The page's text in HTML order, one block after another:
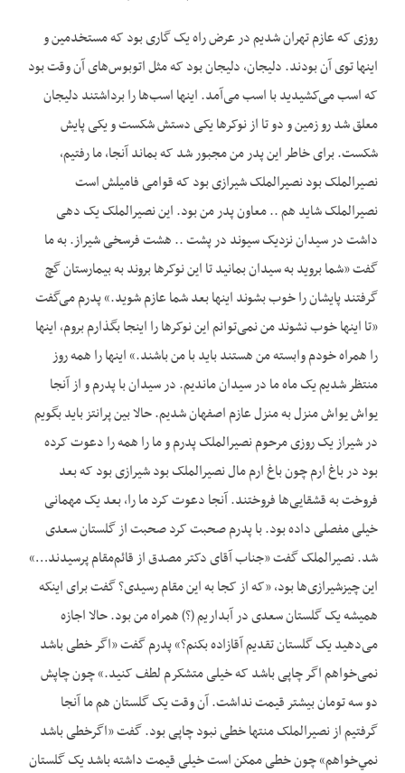
روزی که عازم تهران شدیم در عرض راه یک گاری بود که مستخدمين و
اینها توی آن بودند. دلیجان، دلیجان بود که مثل اتوبوس‌های آن وقت بود
که اسب می‌‌‌‌کشیدید با اسب می‌‌‌‌آمد. اینها اسب‌ها را برداشتند دليجان
معلق شد رو زمین و دو تا از نوکرها یکی دستش شکست و یکی پایش
شکست. برای خاطر این پدر من مجبور شد که بماند آنجا، ما رفتیم،
نصیرالملک بود نصیرالملک شیرازی بود که قوامی فامیلش است
نصیرالملک شاید هم .. معاون پدر من بود. این نصیرالملک یک دهی
داشت در سيدان نزدیک سیوند در پشت .. هشت فرسخی شیراز. به ما
گفت «شما بروید به سيدان بمانید تا این نوکرها بروند به بیمارستان گچ
گرفتند پایشان را خوب بشوند اینها بعد شما عازم شوید.» پدرم می‌‌‌‌گفت
«تا اینها خوب نشوند من نمی‌توانم این نوکرها را اینجا بگذارم بروم، اینها
را همراه خودم وابسته من هستند باید با من باشند.» اینها را همه روز
منتظر شدیم یک ماه ما در سیدان مانديم. در سیدان با پدرم و از آنجا
یواش یواش منزل به منزل عازم اصفهان شديم. حالا بین پرانتز باید بگویم
در شیراز یک روزی مرحوم نصیرالملک پدرم و ما را همه را دعوت کرده
بود در باغ ارم چون باغ ارم مال نصیرالملک بود شیرازی بود که بعد
فروخت به قشقایی‌ها فروختند. آنجا دعوت کرد ما را، بعد یک مهمانی
خیلی مفصلی داده بود. با پدرم صحبت کرد صحبت از گلستان سعدی
شد. نصیرالملک گفت «جناب آقای دکتر مصدق از قائم‌مقام پرسیدند…»
این چیزشیرازی‌ها بود، «که از کجا به این مقام رسیدی؟ گفت برای اینکه
همیشه یک گلستان سعدی در آبداریم (؟) همراه من بود. حالا اجازه
می‌‌‌‌دهید یک گلستان تقدیم آقازاده بکنم؟» پدرم گفت «اگر خطی باشد
نمی‌خواهم اگر چاپی باشد که خیلی متشکرم لطف کنید.» چون چاپش
دو سه تومان بیشتر قیمت نداشت. آن وقت یک گلستان هم ما آنجا
گرفتیم از نصیرالملک منتها خطی نبود چاپی بود. گفت «اگرخطی باشد
نمي‌خواهم» چون خطی ممکن است خیلی قیمت داشته باشد یک گلستان